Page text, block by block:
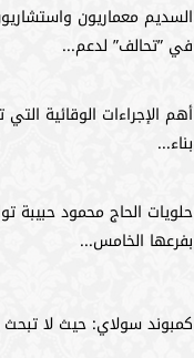
السديم معماريون
في ”تحالف” لدعم...
أهم الإجراءات الوقائية
بناء...
حلويات الحاج محمود حبيبة
بفرعها الخامس...
كمبوند سولاي: حيث لا